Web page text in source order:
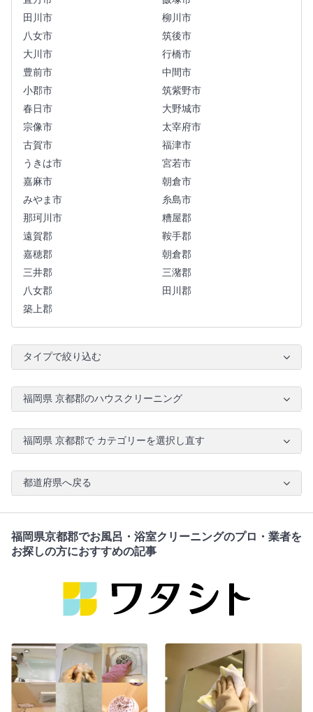
田川市
柳川市
八女市
筑後市
大川市
行橋市
豊前市
中間市
小郡市
筑紫野市
春日市
大野城市
宗像市
太宰府市
古賀市
福津市
うきは市
宮若市
嘉麻市
朝倉市
みやま市
糸島市
那珂川市
糟屋郡
遠賀郡
鞍手郡
嘉穂郡
朝倉郡
三井郡
三潴郡
八女郡
田川郡
築上郡
タイプで絞り込む
福岡県 京都郡のハウスクリーニング
福岡県 京都郡で カテゴリーを選択し直す
都道府県へ戻る
福岡県京都郡でお風呂・浴室クリーニングのプロ・業者を
お探しの方におすすめの記事